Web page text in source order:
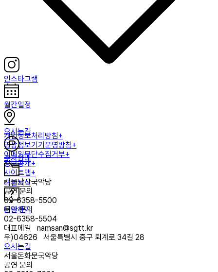
인스타그램
월간일정
오시는길
주차안내
대관서식
문의하기
개인정보처리방침+
영상정보기기운영방침+
이메일무단수집거부+
정보공개+
사이트맵+
서울남산국악당
공연 문의
02-6358-5500
대관 문의
02-6358-5504
대표메일 namsan@sgtt.kr
우)04626
서울특별시 중구 퇴계로 34길 28
오시는길
서울돈화문국악당
공연 문의